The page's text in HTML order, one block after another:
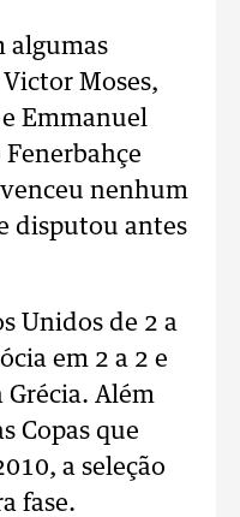
algumas
Moses,
Emmanuel
nenhum
disputou antes
Unidos de 2 a
em 2 a 2 e
Grécia. Além
Copas que
a seleção
fase.